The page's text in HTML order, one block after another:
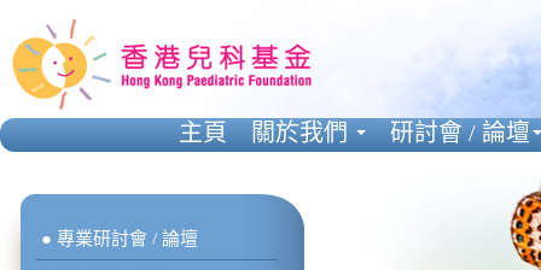
● 專業研討會 / 論壇
主頁 關於我們 研討會 / 論壇